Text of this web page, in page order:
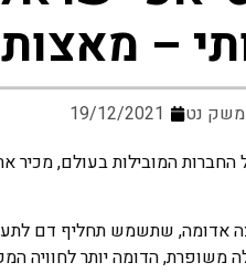
– מאצות
משק נט
19/12/2021
החברות המובילות בעולם,
אדומה, שתשמש תחליף דם
משופרת, הדומה יותר לחוויה